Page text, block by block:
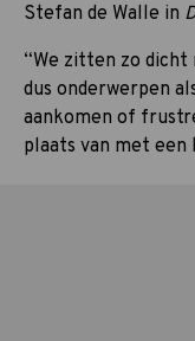
Stefan de Walle in
“We zitten zo dicht
dus onderwerpen
aankomen of
plaats van met